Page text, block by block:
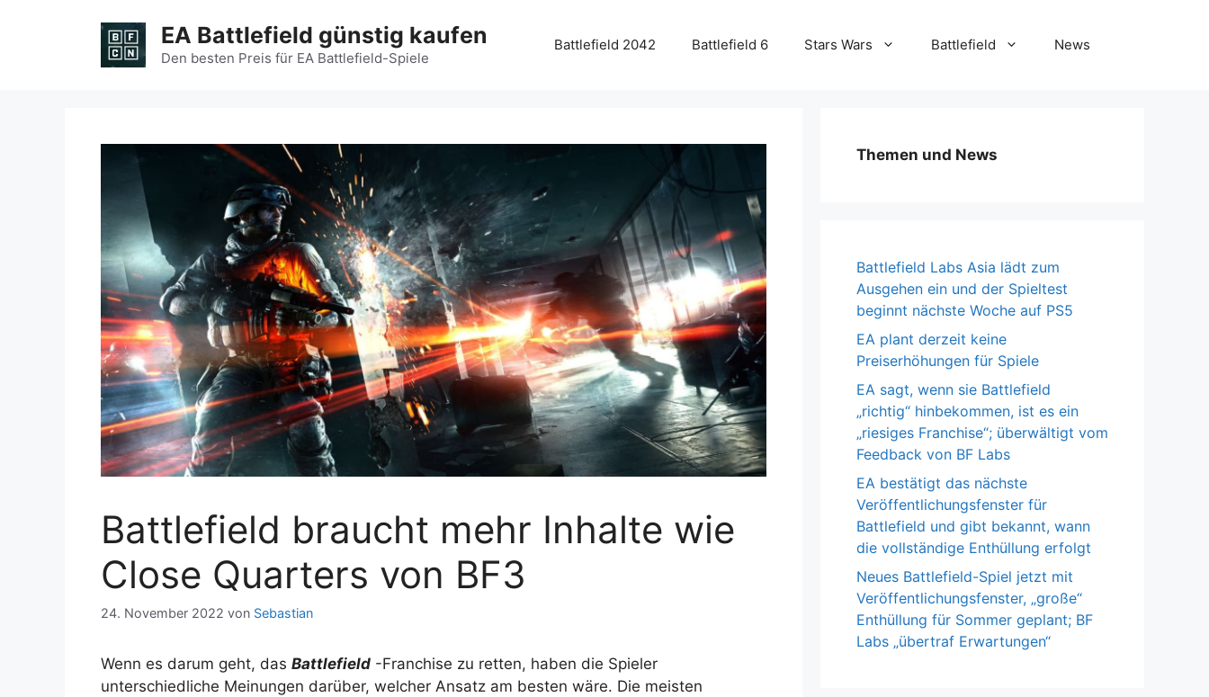
EA Battlefield günstig kaufen
Den besten Preis für EA Battlefield-Spiele
Battlefield 2042 Battlefield 6 Stars Wars Battlefield News
Battlefield braucht mehr Inhalte wie
Close Quarters von BF3
24. November 2022 von Sebastian
Wenn es darum geht, das Battlefield -Franchise zu retten, haben die Spieler
unterschiedliche Meinungen darüber, welcher Ansatz am besten wäre. Die meisten
Themen und News
Battlefield Labs Asia lädt zum
Ausgehen ein und der Spieltest
beginnt nächste Woche auf PS5
EA plant derzeit keine
Preiserhöhungen für Spiele
EA sagt, wenn sie Battlefield
„richtig“ hinbekommen, ist es ein
„riesiges Franchise“; überwältigt vom
Feedback von BF Labs
EA bestätigt das nächste
Veröffentlichungsfenster für
Battlefield und gibt bekannt, wann
die vollständige Enthüllung erfolgt
Neues Battlefield-Spiel jetzt mit
Veröffentlichungsfenster, „große“
Enthüllung für Sommer geplant; BF
Labs „übertraf Erwartungen“